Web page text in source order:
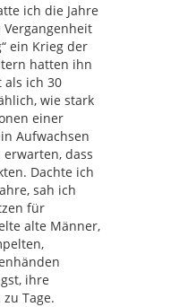
ich die Jahre
Vergangenheit
ein Krieg der
hatten ihn
als ich 30
wie stark
einer
Aufwachsen
dass
Dachte ich
sah ich
für
alte Männer,
ihre
Tage.